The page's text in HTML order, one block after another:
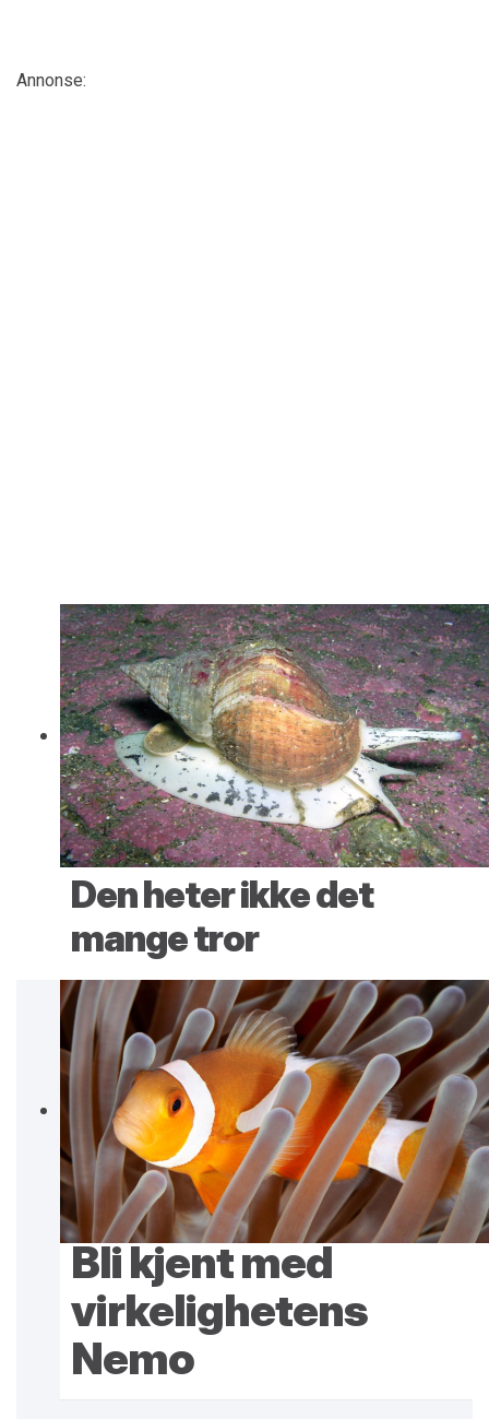
Annonse:
Den heter ikke det
mange tror
Bli kjent med
virkelighetens
Nemo